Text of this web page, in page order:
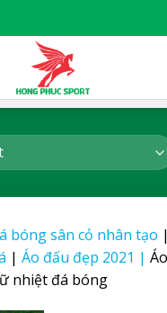
bóng sân cỏ nhân tạo |
| Áo đấu đẹp 2021 |
nhiệt đá bóng